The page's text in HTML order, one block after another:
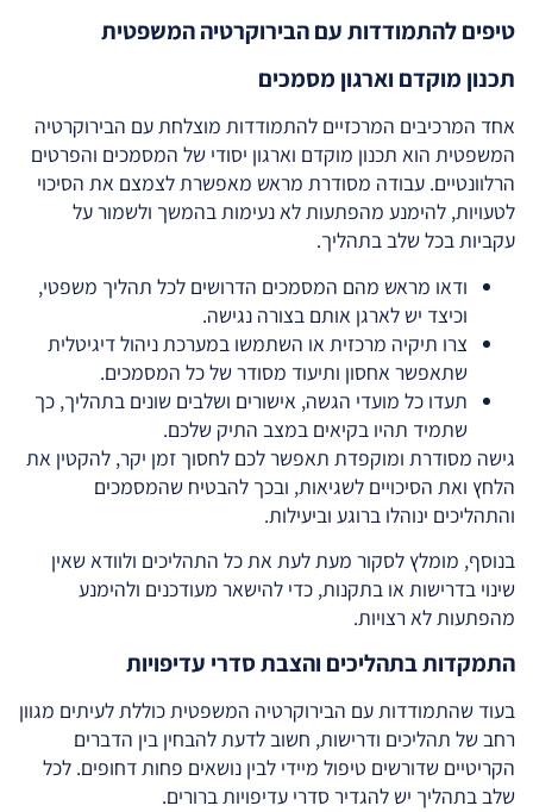
טיפים להתמודדות עם הבירוקרטיה המשפטית
תכנון מוקדם וארגון מסמכים
אחד המרכיבים המרכזיים להתמודדות מוצלחת עם הבירוקרטיה
המשפטית הוא תכנון מוקדם וארגון יסודי של המסמכים והפרטים
הרלוונטיים. עבודה מסודרת מראש מאפשרת לצמצם את הסיכוי
לטעויות, להימנע מהפתעות לא נעימות בהמשך ולשמור על
עקביות בכל שלב בתהליך.
ודאו מראש מהם המסמכים הדרושים לכל תהליך משפטי,
וכיצד יש לארגן אותם בצורה נגישה.
צרו תיקיה מרכזית או השתמשו במערכת ניהול דיגיטלית
שתאפשר אחסון ותיעוד מסודר של כל המסמכים.
תעדו כל מועדי הגשה, אישורים ושלבים שונים בתהליך, כך
שתמיד תהיו בקיאים במצב התיק שלכם.
גישה מסודרת ומוקפדת תאפשר לכם לחסוך זמן יקר, להקטין את
הלחץ ואת הסיכויים לשגיאות, ובכך להבטיח שהמסמכים
והתהליכים ינוהלו ברוגע וביעילות.
בנוסף, מומלץ לסקור מעת לעת את כל התהליכים ולוודא שאין
שינוי בדרישות או בתקנות, כדי להישאר מעודכנים ולהימנע
מהפתעות לא רצויות.
התמקדות בתהליכים והצבת סדרי עדיפויות
בעוד שהתמודדות עם הבירוקרטיה המשפטית כוללת לעיתים מגוון
רחב של תהליכים ודרישות, חשוב לדעת להבחין בין הדברים
הקריטיים שדורשים טיפול מיידי לבין נושאים פחות דחופים. לכל
שלב בתהליך יש להגדיר סדרי עדיפויות ברורים.